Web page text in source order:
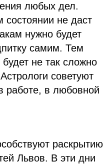
любых дел.
не даст
нужно будет
самим. Тем
не так сложно
советуют
работе, в любовной
раскрытию
Львов. В эти дни